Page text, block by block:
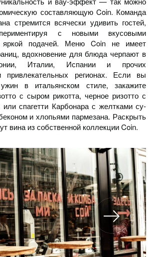
составляющую Coin. Команда
стремится всячески удивить гостей,
с новыми вкусовыми
яркой подачей. Меню Coin не имеет
вдохновение для блюда черпают в
Италии, Испании и прочих
привлекательных регионах. Если вы
в итальянском стиле, закажите
с сыром рикотта, черное ризотто с
или спагетти Карбонара с желтками су-
и хлопьями пармезана. Раскрыть
вина из собственной коллекции Coin.